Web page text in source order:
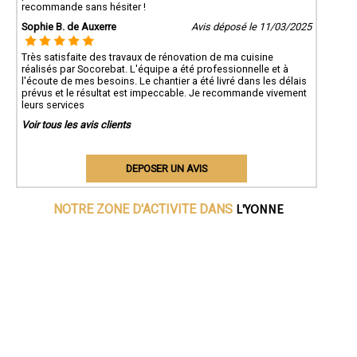
recommande sans hésiter !
Sophie B. de Auxerre
Avis déposé le 11/03/2025
Très satisfaite des travaux de rénovation de ma cuisine
réalisés par Socorebat. L'équipe a été professionnelle et à
l'écoute de mes besoins. Le chantier a été livré dans les délais
prévus et le résultat est impeccable. Je recommande vivement
leurs services
Voir tous les avis clients
DEPOSER UN AVIS
NOTRE ZONE D'ACTIVITE DANS L'YONNE